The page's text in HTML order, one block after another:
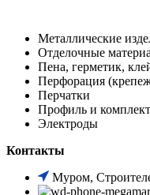
Металлические
Отделочные
Пена, герметик,
Перфорация
Перчатки
Профиль и
Электроды
Контакты
Муром,